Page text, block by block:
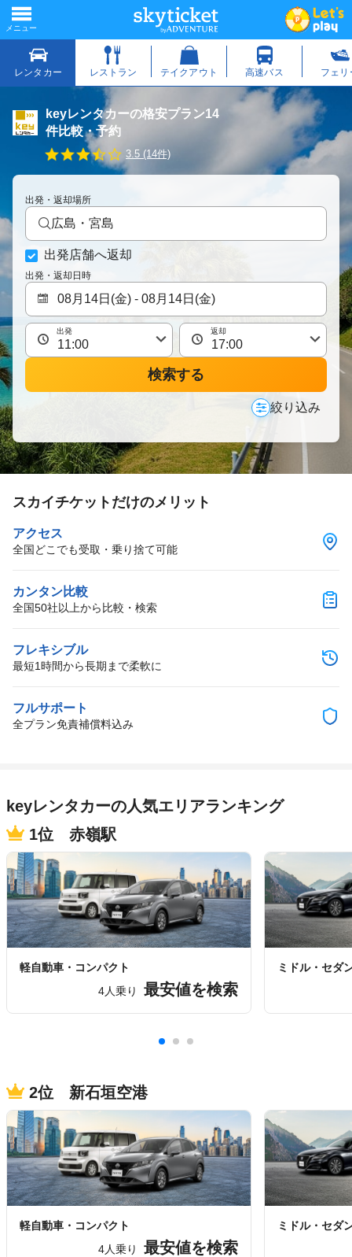
keyレンタカーの格安プラン14
件比較・予約
3
.
6
t
r
a
i
n
3.5 (14件)
出発・返却場所
広島・宮島
出発店舗へ返却
出発・返却日時
出発 返却
検索する
絞り込み
スカイチケットだけのメリット
アクセス
全国どこでも受取・乗り捨て可能
カンタン比較
全国50社以上から比較・検索
フレキシブル
最短1時間から長期まで柔軟に
フルサポート
全プラン免責補償料込み
keyレンタカーの人気エリアランキング
1位 赤嶺駅
軽自動車・コンパクト
4人乗り
最安値を検索
ミドル・セダ
2位 新石垣空港
軽自動車・コンパクト
4人乗り
最安値を検索
ミドル・セダ